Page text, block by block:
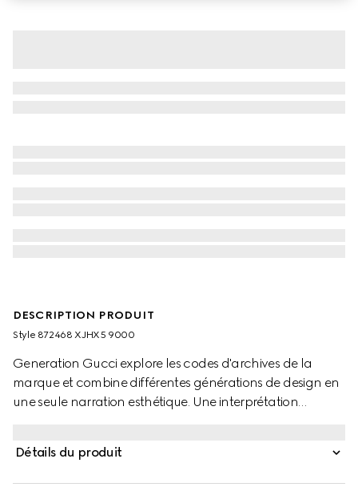
DESCRIPTION PRODUIT
Style ‎872468 XJHX5 9000
Generation Gucci explore les codes d'archives de la
marque et combine différentes générations de design en
une seule narration esthétique. Une interprétation
raffinées et des détails contemporains. Confectionné en
Détails du produit